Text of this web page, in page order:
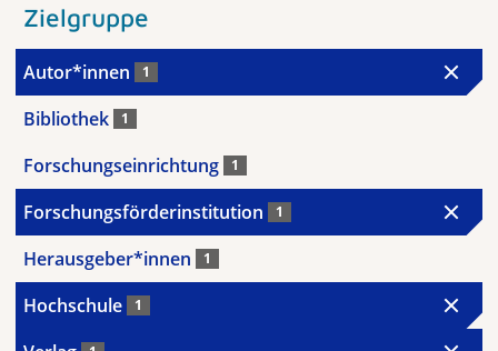
Zielgruppe
Autor*innen 1
Bibliothek 1
Forschungseinrichtung 1
Forschungsförderinstitution 1
Herausgeber*innen 1
Hochschule 1